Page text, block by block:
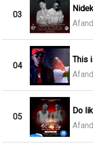
03
04
This
05
Do